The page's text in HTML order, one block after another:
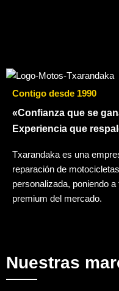
Contigo desde 1990
«Confianza que se
Experiencia que
Txarandaka es una
reparación de
personalizada, poniendo
premium del mercado.
Nuestras